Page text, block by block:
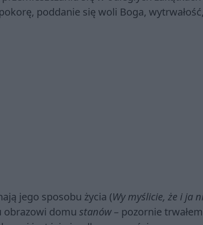
poddanie się woli Boga, wytrwałość,
jego sposobu życia (Wy myślicie, że i ja
obrazowi domu stanów– pozornie